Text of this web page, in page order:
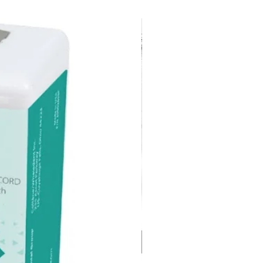
4️⃣ Respeite a sequência de granulações
(Step 1 → Step 2).
Polimento final de resinas
compostas
Compatibilidade:
💡Meta Description SEO (para Google e
Polidor Diamantado Jota 9834.RA.040 –
Fase 2 do polimento em resinas
compostas. Acabamento e brilho clínico
com tecnologia suíça, irrigação e baixa
rotação.